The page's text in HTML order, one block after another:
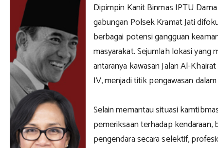
Dipimpin Kanit Binmas IPTU
gabungan Polsek Kramat Jati
berbagai potensi gangguan
masyarakat. Sejumlah lokasi yang
antaranya kawasan Jalan Al-
IV, menjadi titik pengawasan
Selain memantau situasi
pemeriksaan terhadap kendaraan,
pengendara secara selektif,